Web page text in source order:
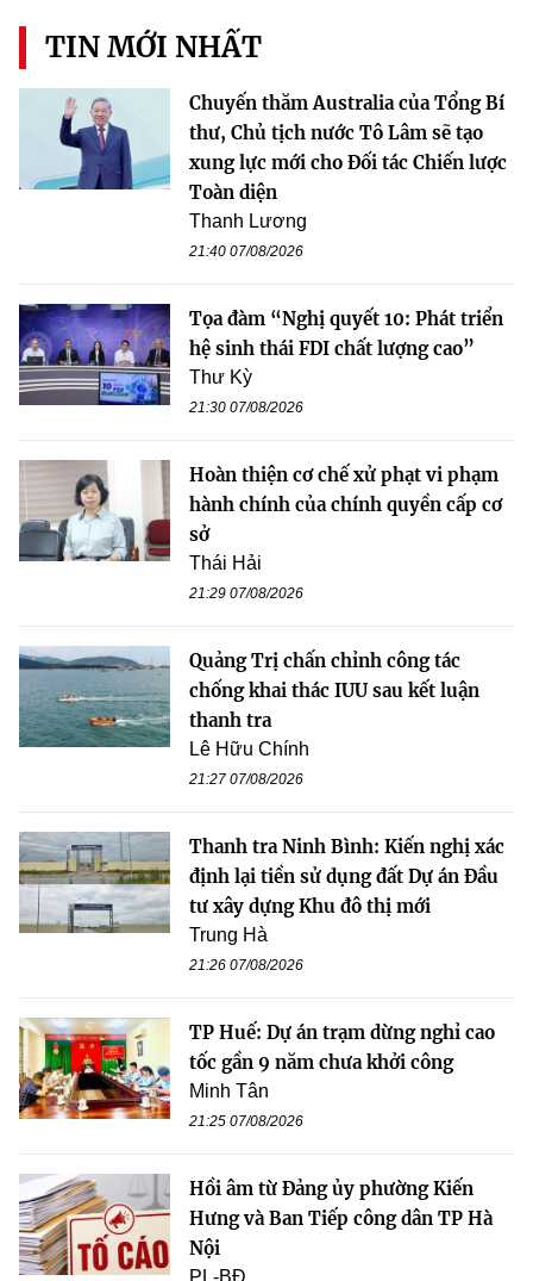
TIN MỚI NHẤT
Chuyến thăm Australia của Tổng Bí
thư, Chủ tịch nước Tô Lâm sẽ tạo
xung lực mới cho Đối tác Chiến lược
Toàn diện
Thanh Lương
21:40 07/08/2026
Tọa đàm “Nghị quyết 10: Phát triển
hệ sinh thái FDI chất lượng cao”
Thư Kỳ
21:30 07/08/2026
Hoàn thiện cơ chế xử phạt vi phạm
hành chính của chính quyền cấp cơ
sở
Thái Hải
21:29 07/08/2026
Quảng Trị chấn chỉnh công tác
chống khai thác IUU sau kết luận
thanh tra
Lê Hữu Chính
21:27 07/08/2026
Thanh tra Ninh Bình: Kiến nghị xác
định lại tiền sử dụng đất Dự án Đầu
tư xây dựng Khu đô thị mới
Trung Hà
21:26 07/08/2026
TP Huế: Dự án trạm dừng nghỉ cao
tốc gần 9 năm chưa khởi công
Minh Tân
21:25 07/08/2026
Hồi âm từ Đảng ủy phường Kiến
Hưng và Ban Tiếp công dân TP Hà
Nội